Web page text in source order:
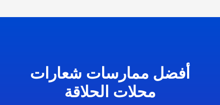
أفضل ممارسات شعارات
محلات الحلاقة